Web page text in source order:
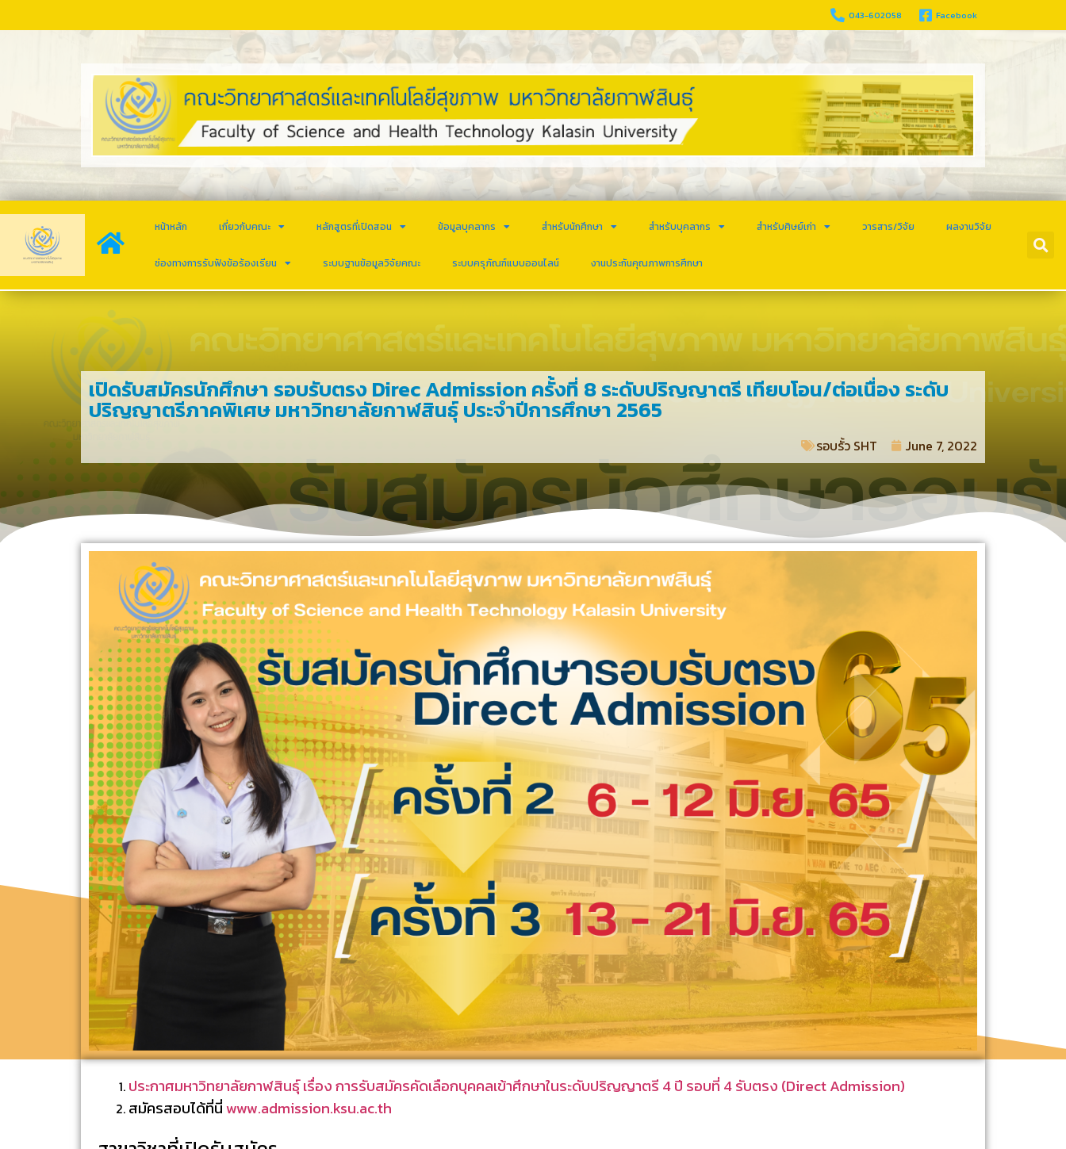
043-602058 Facebook
หน้าหลัก เกี่ยวกับคณะ หลักสูตรที่เปิดสอน ข้อมูลบุคลากร สำหรับนักศึกษา สำหรับบุคลากร สำหรับศิษย์เก่า วารสาร/วิจัย ผลงานวิจัย
ช่องทางการรับฟังข้อร้องเรียน ระบบฐานข้อมูลวิจัยคณะ ระบบครุภัณฑ์แบบออนไลน์ งานประกันคุณภาพการศึกษา
เปิดรับสมัครนักศึกษา รอบรับตรง Direc Admission ครั้งที่ 8 ระดับปริญญาตรี เทียบโอน/ต่อเนื่อง ระดับ
ปริญญาตรีภาคพิเศษ มหาวิทยาลัยกาฬสินธุ์ ประจำปีการศึกษา 2565
รอบรั้ว SHT​ June 7, 2022
ประกาศมหาวิทยาลัยกาฬสินธุ์ เรื่อง การรับสมัครคัดเลือกบุคคลเข้าศึกษาในระดับปริญญาตรี 4 ปี รอบที่ 4 รับตรง (Direct Admission)
สมัครสอบได้ที่นี่www.admission.ksu.ac.th